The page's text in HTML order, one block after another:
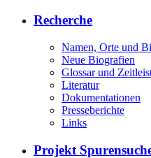
Recherche
Namen, Orte und
Neue Biografien
Glossar und
Literatur
Dokumentationen
Presseberichte
Links
Projekt